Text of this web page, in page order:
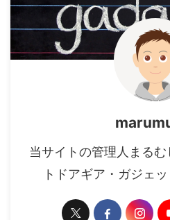
当サイトの管理人まる
トドアギア・ガジェ